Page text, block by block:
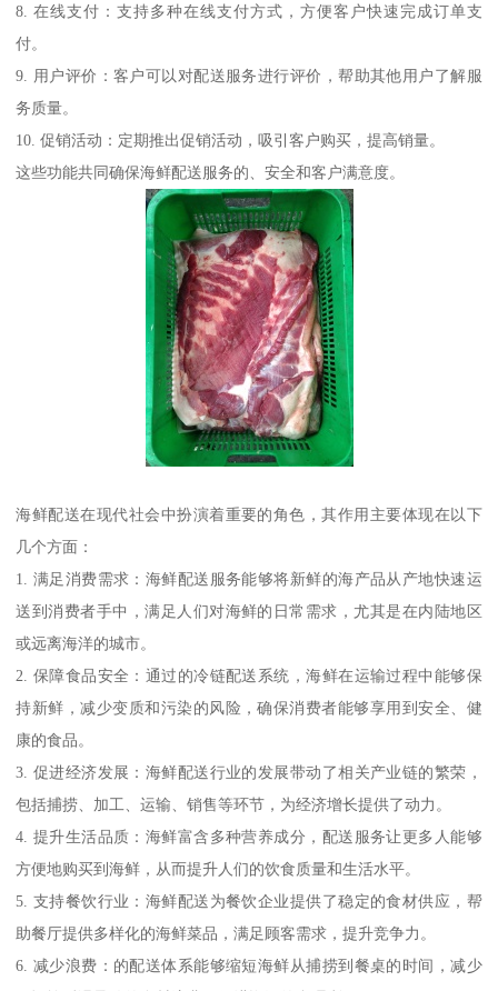
8. 在线支付：支持多种在线支付方式，方便客户快速完成订单支
付。
9. 用户评价：客户可以对配送服务进行评价，帮助其他用户了解服
务质量。
10. 促销活动：定期推出促销活动，吸引客户购买，提高销量。
这些功能共同确保海鲜配送服务的、安全和客户满意度。
海鲜配送在现代社会中扮演着重要的角色，其作用主要体现在以下
几个方面：
1. 满足消费需求：海鲜配送服务能够将新鲜的海产品从产地快速运
送到消费者手中，满足人们对海鲜的日常需求，尤其是在内陆地区
或远离海洋的城市。
2. 保障食品安全：通过的冷链配送系统，海鲜在运输过程中能够保
持新鲜，减少变质和污染的风险，确保消费者能够享用到安全、健
康的食品。
3. 促进经济发展：海鲜配送行业的发展带动了相关产业链的繁荣，
包括捕捞、加工、运输、销售等环节，为经济增长提供了动力。
4. 提升生活品质：海鲜富含多种营养成分，配送服务让更多人能够
方便地购买到海鲜，从而提升人们的饮食质量和生活水平。
5. 支持餐饮行业：海鲜配送为餐饮企业提供了稳定的食材供应，帮
助餐厅提供多样化的海鲜菜品，满足顾客需求，提升竞争力。
6. 减少浪费：的配送体系能够缩短海鲜从捕捞到餐桌的时间，减少